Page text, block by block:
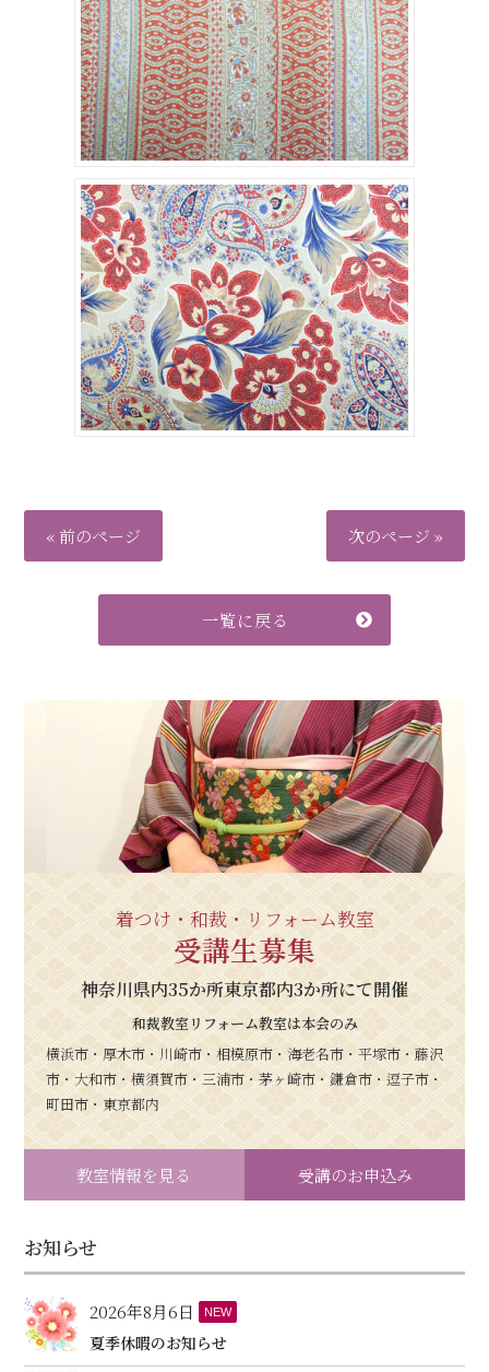
« 前のページ 次のページ »
一覧に戻る
着つけ・和裁・リフォーム教室
受講生募集
神奈川県内35か所東京都内3か所にて開催
和裁教室リフォーム教室は本会のみ
横浜市・厚木市・川崎市・相模原市・海老名市・平塚市・藤沢
市・大和市・横須賀市・三浦市・茅ヶ崎市・鎌倉市・逗子市・
町田市・東京都内
教室情報を見る 受講のお申込み
お知らせ
2026年8月6日 NEW
夏季休暇のお知らせ